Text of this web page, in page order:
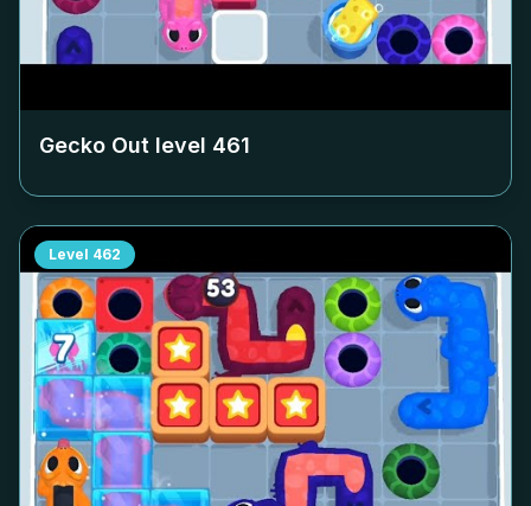
Gecko Out level 461
Level 462